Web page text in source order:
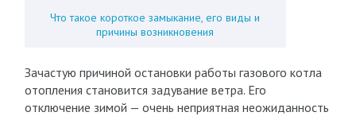
Что такое короткое замыкание, его виды и
причины возникновения
Зачастую причиной остановки работы газового котла
отопления становится задувание ветра. Его
отключение зимой — очень неприятная неожиданность